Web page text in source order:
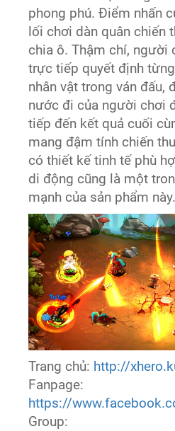
phong phú. Điểm nhấn
lối chơi dàn quân chiến
chia ô. Thậm chí, người
trực tiếp quyết định
nhân vật trong ván đấu,
nước đi của người chơi
tiếp đến kết quả cuối
mang đậm tính chiến
có thiết kế tinh tế phù
di động cũng là một
mạnh của sản phẩm này.
Trang chủ: http://
Fanpage:
https://
Group: